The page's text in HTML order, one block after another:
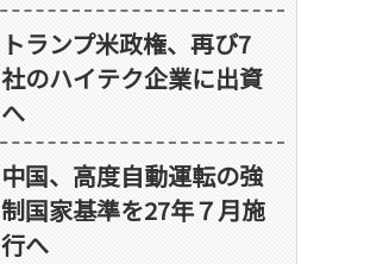
トランプ米政権、再び7
社のハイテク企業に出資
へ
中国、高度自動運転の強
制国家基準を27年７月施
行へ